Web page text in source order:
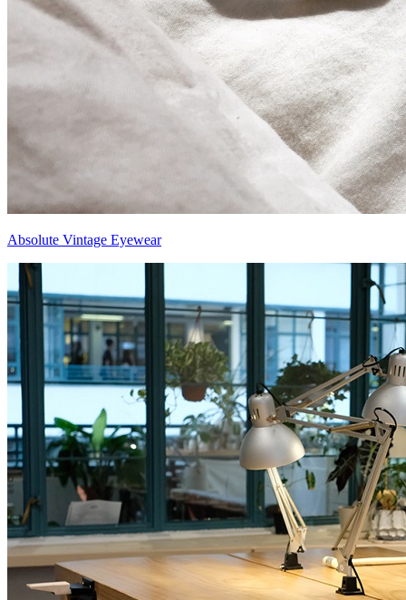
Absolute Vintage Eyewear